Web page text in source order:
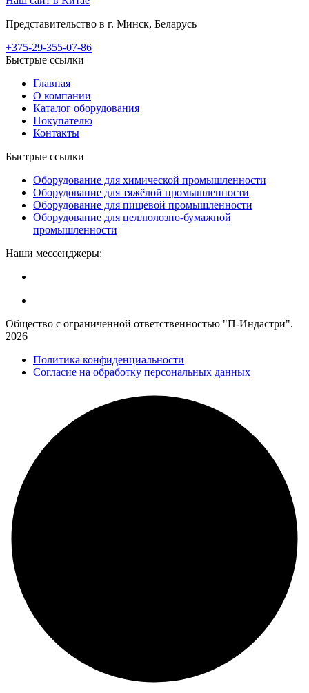
Представительство в г. Минск, Беларусь
+375-29-355-07-86
Быстрые ссылки
Главная
О компании
Каталог оборудования
Покупателю
Контакты
Быстрые ссылки
Оборудование для химической промышленности
Оборудование для тяжёлой промышленности
Оборудование для пищевой промышленности
Оборудование для целлюлозно-бумажной
промышленности
Наши мессенджеры:
Общество с ограниченной ответственностью "П-Индастри".
2026
Политика конфиденциальности
Согласие на обработку персональных данных